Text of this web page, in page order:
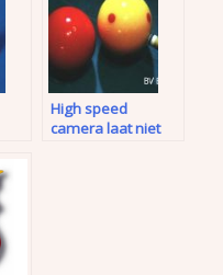
High speed
camera laat niet